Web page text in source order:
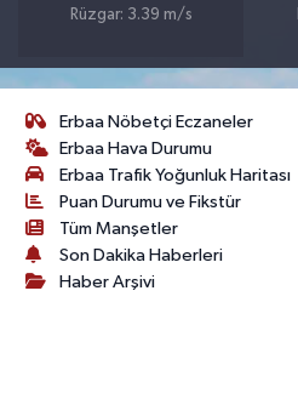
Rüzgar: 3.39 m/s
Erbaa Nöbetçi Eczaneler
Erbaa Hava Durumu
Erbaa Trafik Yoğunluk Haritası
Puan Durumu ve Fikstür
Tüm Manşetler
Son Dakika Haberleri
Haber Arşivi